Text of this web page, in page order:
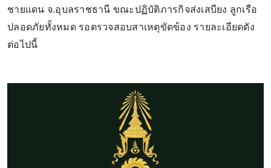
ชายแดน จ.อุบลราชธานี ขณะปฏิบัติภารกิจส่งเสบียง ลูกเรือ
ปลอดภัยทั้งหมด รอตรวจสอบสาเหตุขัดข้อง รายละเอียดดัง
ต่อไปนี้